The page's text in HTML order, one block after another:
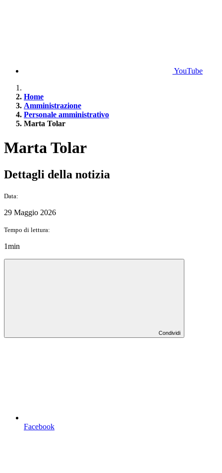
YouTube
Home
Amministrazione
Personale amministrativo
Marta Tolar
Marta Tolar
Dettagli della notizia
Data:
29 Maggio 2026
Tempo di lettura:
1min
Condividi
Facebook